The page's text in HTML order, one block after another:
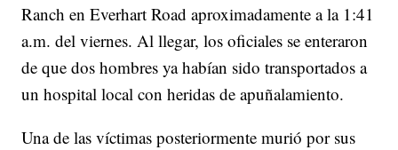
Ranch en Everhart Road aproximadamente a la 1:41
a.m. del viernes. Al llegar, los oficiales se enteraron
de que dos hombres ya habían sido transportados a
un hospital local con heridas de apuñalamiento.
Una de las víctimas posteriormente murió por sus